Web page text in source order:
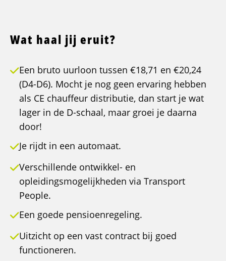
Wat haal jij eruit?
Een bruto uurloon tussen €18,71 en €20,24
(D4-D6). Mocht je nog geen ervaring hebben
als CE chauffeur distributie, dan start je wat
lager in de D-schaal, maar groei je daarna
door!
Je rijdt in een automaat.
Verschillende ontwikkel- en
opleidingsmogelijkheden via Transport
People.
Een goede pensioenregeling.
Uitzicht op een vast contract bij goed
functioneren.